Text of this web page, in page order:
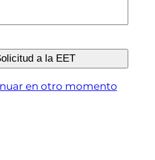
en otro momento